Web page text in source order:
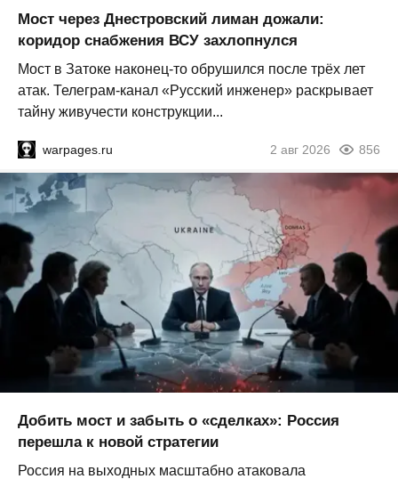
Мост через Днестровский лиман дожали:
коридор снабжения ВСУ захлопнулся
Мост в Затоке наконец-то обрушился после трёх лет
атак. Телеграм-канал «Русский инженер» раскрывает
тайну живучести конструкции...
warpages.ru 2 авг 2026 856
Добить мост и забыть о «сделках»: Россия
перешла к новой стратегии
Россия на выходных масштабно атаковала